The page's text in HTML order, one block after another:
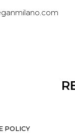
POLICY